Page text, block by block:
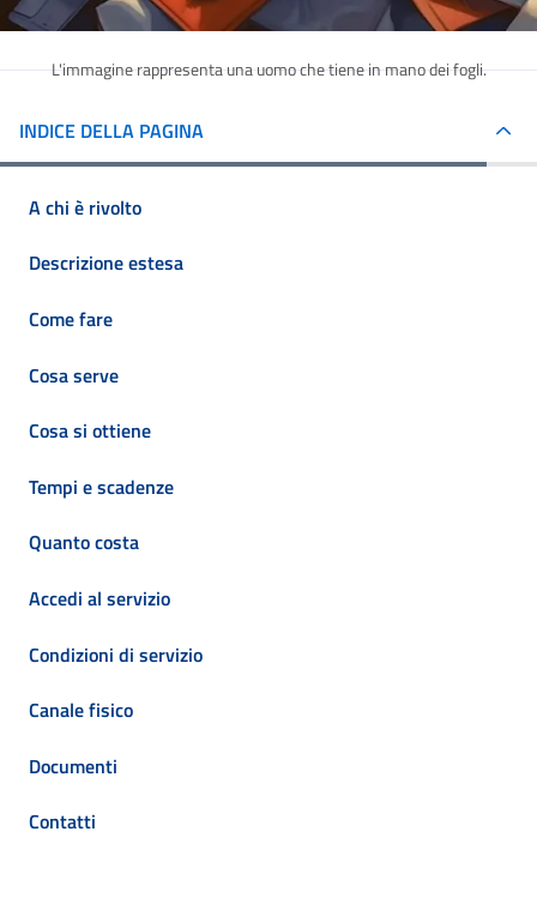
L'immagine rappresenta una uomo che tiene in mano dei fogli.
INDICE DELLA PAGINA
A chi è rivolto
Descrizione estesa
Come fare
Cosa serve
Cosa si ottiene
Tempi e scadenze
Quanto costa
Accedi al servizio
Condizioni di servizio
Canale fisico
Documenti
Contatti